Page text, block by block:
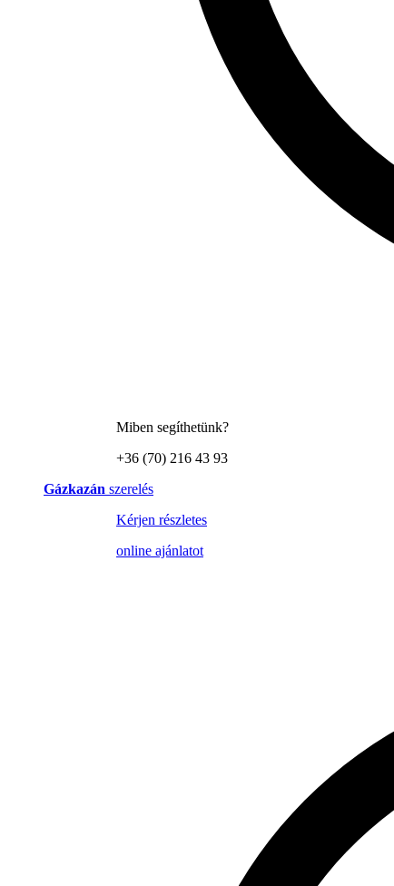
Miben segíthetünk?
+36 (70) 216 43 93
Gázkazán szerelés
Kérjen részletes
online ajánlatot